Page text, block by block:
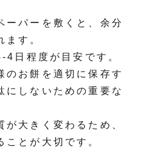
ーパーを敷くと、余分
ます。
4日程度が目安です。
のお餅を適切に保存す
にしないための重要な
大きく変わるため、
ことが大切です。